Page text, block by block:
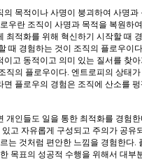
목적이나 사명이 붕괴하여 사명
우란 조직이 사명과 목적을 복원하
최적화를 위해 혁신하기 시작할 때
때 경험하는 것이 조직의 플로우이
고 동적이고 의미 있는 질서를 찾
직의 플로우이다. 엔트로피의 상태
플로우의 경험은 조직에 산소를
개인들도 일을 통한 최적화를 경험
고 자유롭게 구성되고 주의가 공유
는 것처럼 편안한 느낌을 경험한다.
목표의 성공적 수행을 위해서 대부